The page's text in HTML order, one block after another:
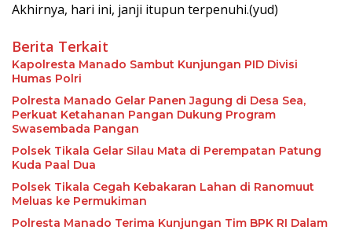
Akhirnya, hari ini, janji itupun terpenuhi.(yud)
Berita Terkait
Kapolresta Manado Sambut Kunjungan PID Divisi
Humas Polri
Polresta Manado Gelar Panen Jagung di Desa Sea,
Perkuat Ketahanan Pangan Dukung Program
Swasembada Pangan
Polsek Tikala Gelar Silau Mata di Perempatan Patung
Kuda Paal Dua
Polsek Tikala Cegah Kebakaran Lahan di Ranomuut
Meluas ke Permukiman
Polresta Manado Terima Kunjungan Tim BPK RI Dalam